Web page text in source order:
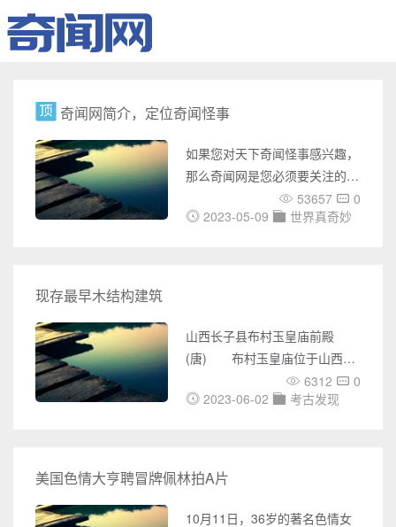
奇闻网简介，定位奇闻怪事
如果您对天下奇闻怪事感兴趣，
那么奇闻网是您必须要关注的网
站。奇闻网是一个专门介绍世界
各地奇闻怪事的网站，它涵盖了
面，它的内容极为丰富，涉及面
广，为您带来了无数神秘之旅。
在奇闻网上，您可以了解各种国
内外UFO事件的报道，包括
道，包括鬼魂附身、异象出现等
53657
0
2023-05-09
世界真奇妙
现存最早木结构建筑
山西长子县布村玉皇庙前殿
(唐) 布村玉皇庙位于山西长
治市长子县东南二十公里的慈林
镇布村，现存中轴线上还有舞
没有发现任何可以准确断代的碑
刻题记，所有建筑只能根据建筑
形式推断其建造年代，其中后殿
6312
0
2023-06-02
考古发现
美国色情大亨聘冒牌佩林拍A片
10月11日，36岁的著名色情女